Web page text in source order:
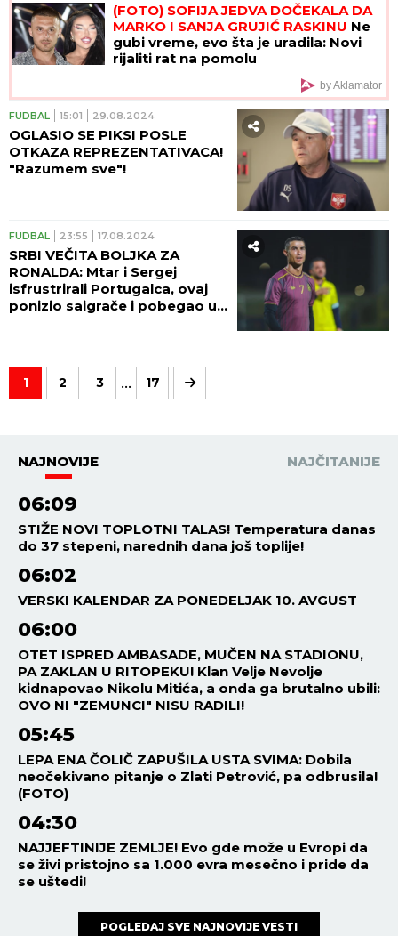
(FOTO) SOFIJA JEDVA DOČEKALA DA
MARKO I SANJA GRUJIĆ RASKINU Ne
gubi vreme, evo šta je uradila: Novi
rijaliti rat na pomolu
by Aklamator
FUDBAL 15:01 29.08.2024
OGLASIO SE PIKSI POSLE
OTKAZA REPREZENTATIVACA!
"Razumem sve"!
FUDBAL 23:55 17.08.2024
SRBI VEČITA BOLJKA ZA
RONALDA: Mtar i Sergej
isfrustrirali Portugalca, ovaj
ponizio saigrače i pobegao u
1 2 3 ... 17
NAJNOVIJE NAJČITANIJE
06:09
STIŽE NOVI TOPLOTNI TALAS! Temperatura danas
do 37 stepeni, narednih dana još toplije!
06:02
VERSKI KALENDAR ZA PONEDELJAK 10. AVGUST
06:00
OTET ISPRED AMBASADE, MUČEN NA STADIONU,
PA ZAKLAN U RITOPEKU! Klan Velje Nevolje
kidnapovao Nikolu Mitića, a onda ga brutalno ubili:
OVO NI "ZEMUNCI" NISU RADILI!
05:45
LEPA ENA ČOLIČ ZAPUŠILA USTA SVIMA: Dobila
neočekivano pitanje o Zlati Petrović, pa odbrusila!
(FOTO)
04:30
NAJJEFTINIJE ZEMLJE! Evo gde može u Evropi da
se živi pristojno sa 1.000 evra mesečno i pride da
se uštedi!
POGLEDAJ SVE NAJNOVIJE VESTI